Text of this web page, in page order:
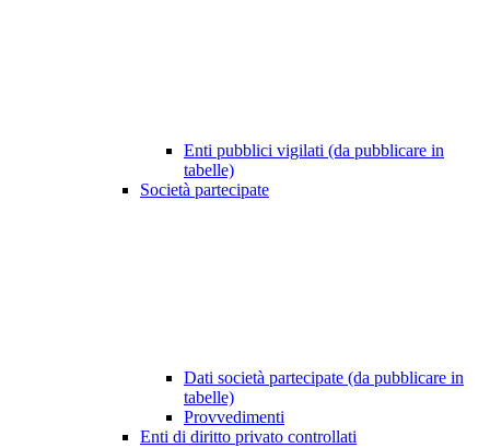
Enti pubblici vigilati (da pubblicare in
tabelle)
Società partecipate
Dati società partecipate (da pubblicare in
tabelle)
Provvedimenti
Enti di diritto privato controllati